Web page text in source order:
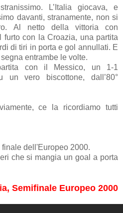
L’Italia giocava, e
davanti, stranamente, non si
Al netto della vittoria con
furto con la Croazia, una partita
di tiri in porta e gol annullati. E
entrambe le volte.
con il Messico, un 1-1
un vero biscottone, dall’80°
ce la ricordiamo tutti
dell'Europeo 2000.
che si mangia un goal a porta
Semifinale Europeo 2000